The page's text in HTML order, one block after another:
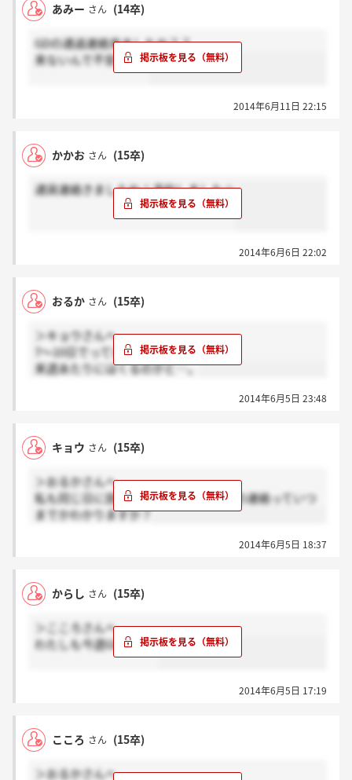
あみー さん (14卒)
GDの通過連絡来ましたか？？
来ないんで不安です...
2014年6月11日 22:15
かかお さん (15卒)
通貨連絡きましたね！予約しました☆
2014年6月6日 22:02
おるか さん (15卒)
＞キョウさんへ
7～10日でっていってたんで
来週あたりにはくるのかと…。
2014年6月5日 23:48
キョウ さん (15卒)
＞おるかさんへ
私も同じ日に説明会いきました！合否の連絡っていつ
までかわかりますか？
2014年6月5日 18:37
からし さん (15卒)
＞こころさんへ
わたしも今週GD です。
2014年6月5日 17:19
こころ さん (15卒)
＞おるかさんへ